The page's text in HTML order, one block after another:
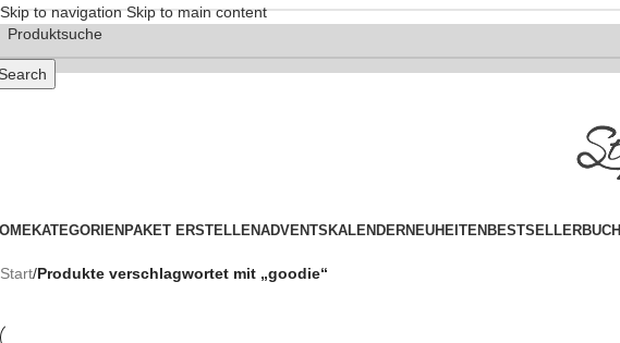
Skip to navigationSkip to main content
KATEGORIEN PAKET ERSTELLENADVENTSKALENDERNEUHEITEN BESTSELLERBUCH
Start/Produkte verschlagwortet mit „goodie“